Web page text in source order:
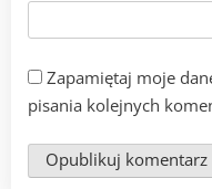
Zapamiętaj moje
pisania kolejnych